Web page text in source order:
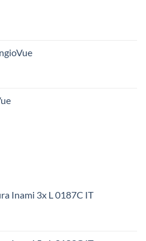
Inami 3x L 0187C IT